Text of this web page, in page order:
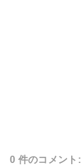
0 件のコメント: